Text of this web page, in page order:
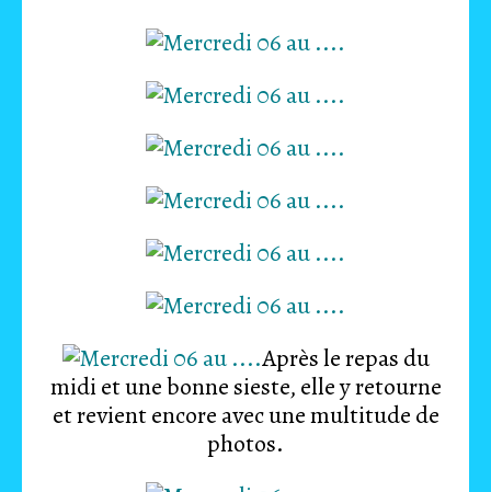
Après le repas du
midi et une bonne sieste, elle y retourne
et revient encore avec une multitude de
photos.